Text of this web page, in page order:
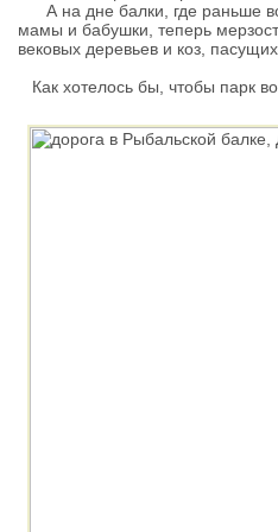
А на дне балки, где раньше
мамы и бабушки, теперь
вековых деревьев и коз,
Как хотелось бы, чтобы парк